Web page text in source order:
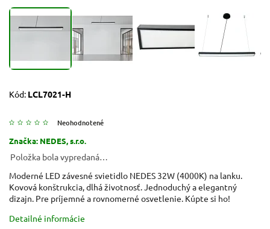
Kód: LCL7021-H
Neohodnotené
Značka: NEDES, s.r.o.
Položka bola vypredaná…
Moderné LED závesné svietidlo NEDES 32W (4000K) na lanku.
Kovová konštrukcia, dlhá životnosť. Jednoduchý a elegantný
dizajn. Pre príjemné a rovnomerné osvetlenie. Kúpte si ho!
Detailné informácie